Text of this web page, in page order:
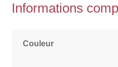
Informations
Couleur